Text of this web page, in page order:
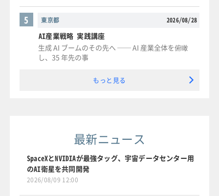
東京都 2026/08/28
5
AI産業戦略 実践講座
生成 AI ブームのその先へ ── AI 産業全体を俯瞰
し、35 年先の事
もっと見る
最新ニュース
SpaceXとNVIDIAが最強タッグ、宇宙データセンター用
のAI衛星を共同開発
2026/08/09 12:00